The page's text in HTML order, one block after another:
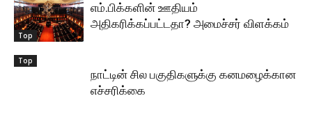
Top
எம்.பிக்களின் ஊதியம்
அதிகரிக்கப்பட்டதா? அமைச்சர் விளக்கம்
Top
நாட்டின் சில பகுதிகளுக்கு கனமழைக்கான
எச்சரிக்கை